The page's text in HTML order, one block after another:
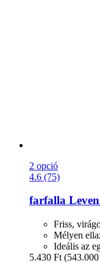
2 opció
4.6 (75)
farfalla
Friss,
Mélyen
Ideális az
5.430 Ft